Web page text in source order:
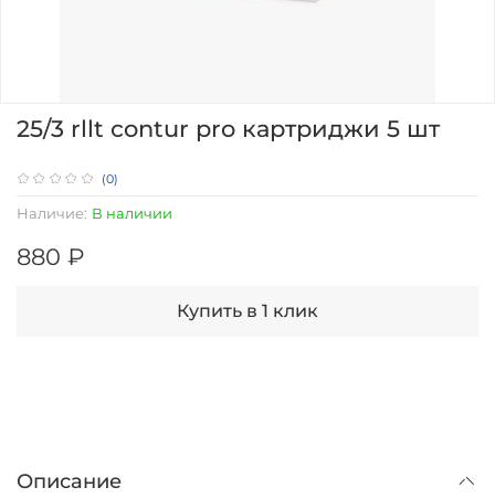
(0)
Наличие: В наличии
25/3 rllt contur pro картриджи 5 шт
880 ₽
Купить в 1 клик
Описание